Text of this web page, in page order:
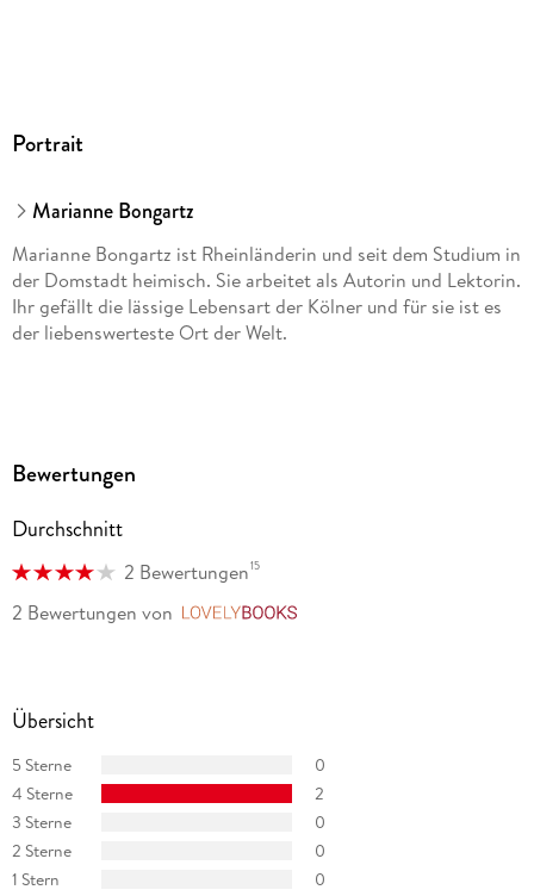
Portrait
Marianne Bongartz
Marianne Bongartz ist Rheinländerin und seit dem Studium in
der Domstadt heimisch. Sie arbeitet als Autorin und Lektorin.
Ihr gefällt die lässige Lebensart der Kölner und für sie ist es
der liebenswerteste Ort der Welt.
Bewertungen
Durchschnitt
2 Bewertungen15
2 Bewertungen von
Übersicht
5 Sterne
0
4 Sterne
2
3 Sterne
0
2 Sterne
0
1 Stern
0